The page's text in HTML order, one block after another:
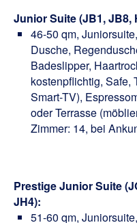
Junior Suite (JB1, JB8,
46-50 qm,
Dusche,
Badeslipper,
kostenpflichtig, Safe,
Smart-TV),
oder Terrasse
Zimmer: 14, bei
Prestige Junior Suite
JH4):
51-60 qm,